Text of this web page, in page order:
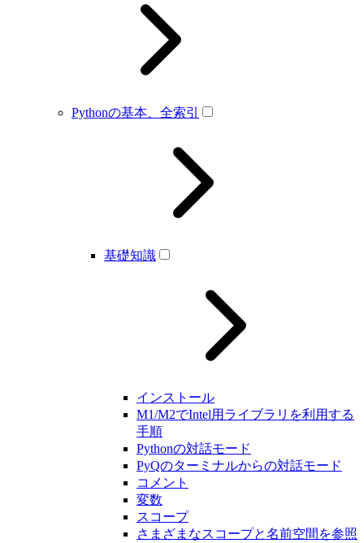
Pythonの基本、全索引
基礎知識
インストール
M1/M2でIntel用ライブラリを利用する
手順
Pythonの対話モード
PyQのターミナルからの対話モード
コメント
変数
スコープ
さまざまなスコープと名前空間を参照